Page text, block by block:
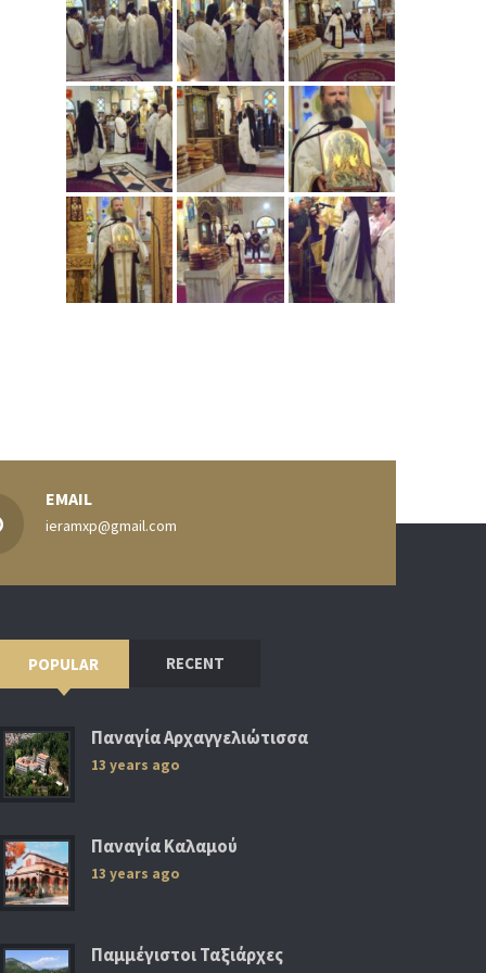
EMAIL
ieramxp@gmail.com
POPULAR RECENT
Παναγία Αρχαγγελιώτισσα
13 years ago
Παναγία Καλαμού
13 years ago
Παμμέγιστοι Ταξιάρχες